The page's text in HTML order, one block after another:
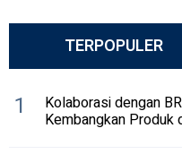
TERPOPULER
1 Kolaborasi dengan
Kembangkan Produk